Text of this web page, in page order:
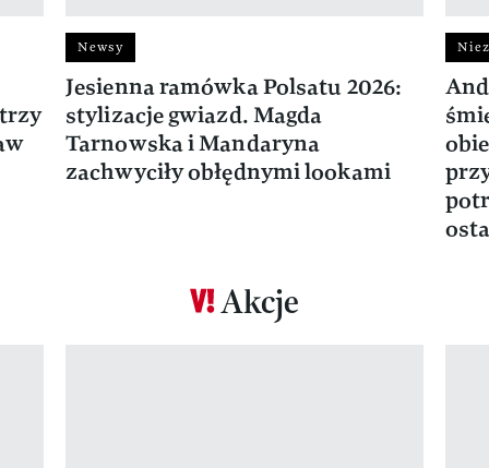
Newsy
Jesienna ramówka Polsatu 2026:
stylizacje gwiazd. Magda
Tarnowska i Mandaryna
zachwyciły obłędnymi lookami
Akcje